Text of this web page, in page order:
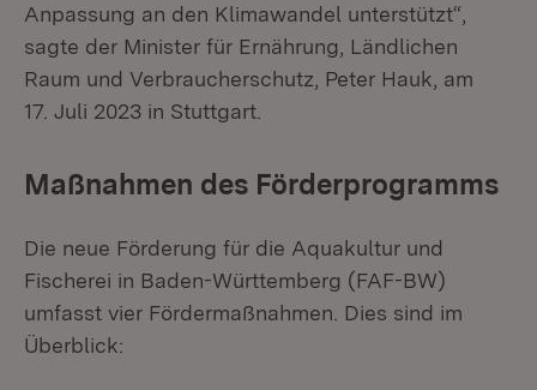
Anpassung an den Klimawandel unterstützt“,
sagte der Minister für Ernährung, Ländlichen
Raum und Verbraucherschutz, Peter Hauk, am
17. Juli 2023 in Stuttgart.
Maßnahmen des Förderprogramms
Die neue Förderung für die Aquakultur und
Fischerei in Baden-Württemberg (FAF-BW)
umfasst vier Fördermaßnahmen. Dies sind im
Überblick: